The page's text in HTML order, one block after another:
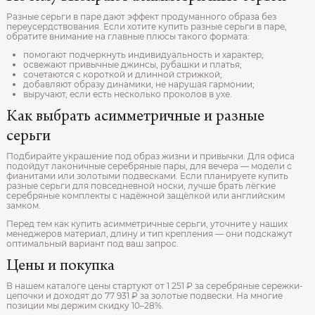
Разные серьги в паре дают эффект продуманного образа без
переусердствования. Если хотите купить разные серьги в паре,
обратите внимание на главные плюсы такого формата:
помогают подчеркнуть индивидуальность и характер;
освежают привычные джинсы, рубашки и платья;
сочетаются с короткой и длинной стрижкой;
добавляют образу динамики, не нарушая гармонии;
выручают, если есть несколько проколов в ухе.
Как выбрать асимметричные и разные
серьги
Подбирайте украшение под образ жизни и привычки. Для офиса
подойдут лаконичные серебряные пары, для вечера — модели с
фианитами или золотыми подвесками. Если планируете купить
разные серьги для повседневной носки, лучше брать лёгкие
серебряные комплекты с надёжной защёлкой или английским
замком.
Перед тем как купить асимметричные серьги, уточните у наших
менеджеров материал, длину и тип крепления — они подскажут
оптимальный вариант под ваш запрос.
Цены и покупка
В нашем каталоге цены стартуют от 1 251 ₽ за серебряные сережки-
цепочки и доходят до 77 931 ₽ за золотые подвески. На многие
позиции мы держим скидку 10–28%.